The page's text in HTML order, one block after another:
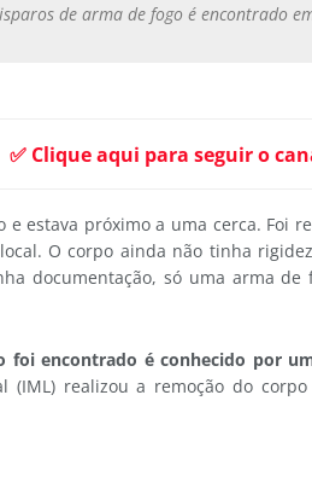
de arma de fogo é encontrado
✅ Clique aqui para seguir o
e estava próximo a uma cerca. Foi
O corpo ainda não tinha
documentação, só uma arma de
foi encontrado é conhecido por
(IML) realizou a remoção do